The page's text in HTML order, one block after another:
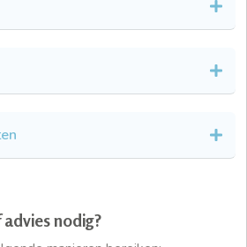
nodig?